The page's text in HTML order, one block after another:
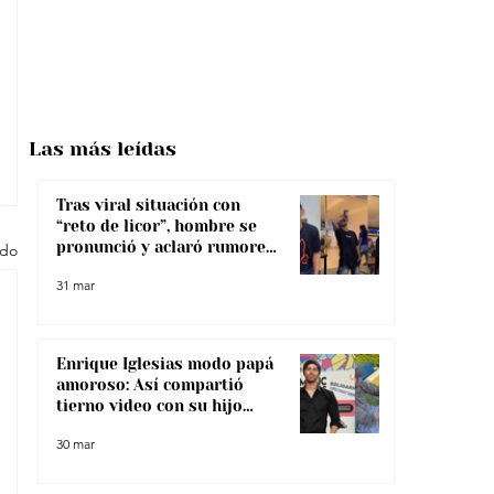
Tras viral situación con
“reto de licor”, hombre se
pronunció y aclaró rumores
31 mar
Enrique Iglesias modo papá
amoroso: Así compartió
tierno video con su hijo
30 mar
Las más leídas